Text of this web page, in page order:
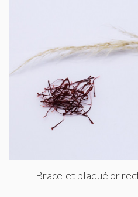
Bracelet plaqué or